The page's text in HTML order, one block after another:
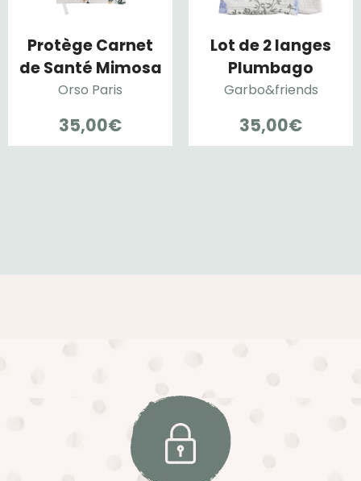
Protège Carnet
de Santé Mimosa
Orso Paris
35,00€
Lot de 2 langes
Plumbago
Garbo&friends
35,00€